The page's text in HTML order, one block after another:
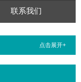
联系我们
点击展开+